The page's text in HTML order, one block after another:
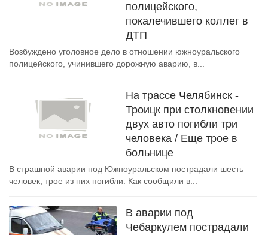
полицейского,
покалечившего коллег в
ДТП
Возбуждено уголовное дело в отношении южноуральского
полицейского, учинившего дорожную аварию, в...
На трассе Челябинск -
Троицк при столкновении
двух авто погибли три
человека / Еще трое в
больнице
В страшной аварии под Южноуральском пострадали шесть
человек, трое из них погибли. Как сообщили в...
В аварии под
Чебаркулем пострадали